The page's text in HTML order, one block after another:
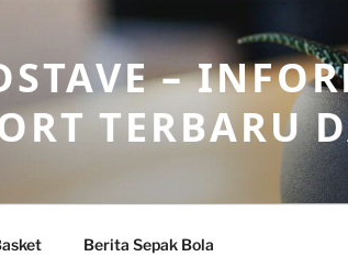
–
TERBARU
Berita Sepak Bola